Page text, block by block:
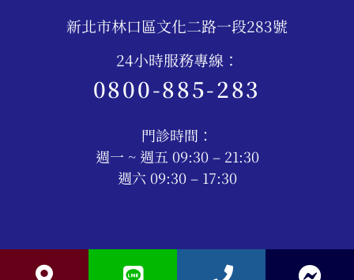
新北市林口區文化二路一段283號
24小時服務專線：
0800-885-283
門診時間：
週一 ~ 週五 09:30 – 21:30
週六 09:30 – 17:30